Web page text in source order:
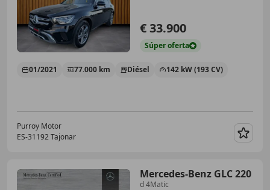
€ 33.900
Súperoferta
01/2021 77.000 km Diésel 142 kW (193 CV)
Purroy Motor
ES-31192 Tajonar
Mercedes-Benz GLC 220
d 4Matic